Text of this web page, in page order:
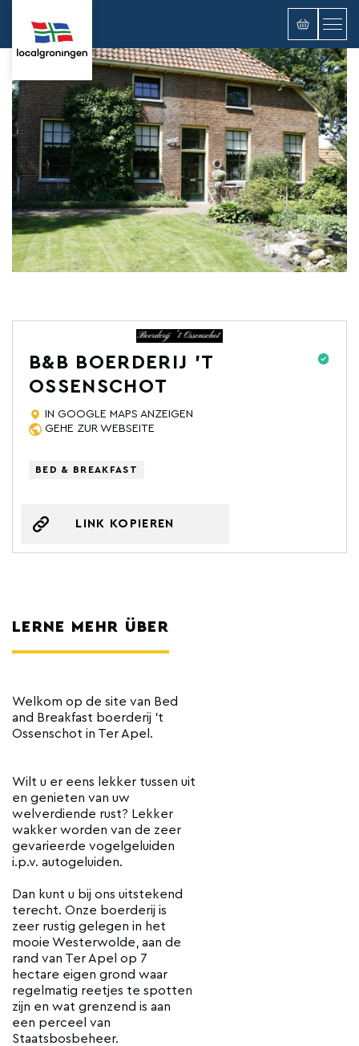
B&B BOERDERIJ 'T
OSSENSCHOT
IN GOOGLE MAPS ANZEIGEN
GEHE ZUR WEBSEITE
BED & BREAKFAST
LINK KOPIEREN
LERNE MEHR ÜBER
Welkom op de site van Bed
and Breakfast boerderij 't
Ossenschot in Ter Apel.
Wilt u er eens lekker tussen uit
en genieten van uw
welverdiende rust? Lekker
wakker worden van de zeer
gevarieerde vogelgeluiden
i.p.v. autogeluiden.
Dan kunt u bij ons uitstekend
terecht. Onze boerderij is
zeer rustig gelegen in het
mooie Westerwolde, aan de
rand van Ter Apel op 7
hectare eigen grond waar
regelmatig reetjes te spotten
zijn en wat grenzend is aan
een perceel van
Staatsbosbeheer.